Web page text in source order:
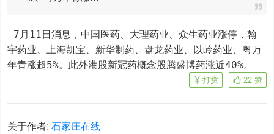
宇药业、上海凯宝、新华制药、盘龙药业、以岭药业、粤万
年青涨超5%。此外港股新冠药概念股腾盛博药涨近40%。
22 赞
打赏
关于作者:石家庄在线